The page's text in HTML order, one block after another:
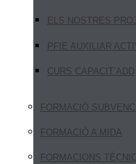
ELS NOSTRES
PFIE AUXILIAR
CURS CAPACIT’ADD
FORMACIÓ
FORMACIÓ A MIDA
FORMACIONS